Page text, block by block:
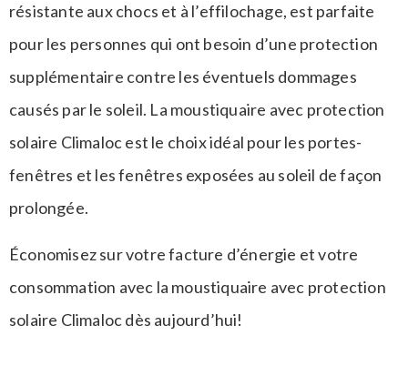
résistante aux chocs et à l’effilochage, est parfaite
pour les personnes qui ont besoin d’une protection
supplémentaire contre les éventuels dommages
causés par le soleil. La moustiquaire avec protection
solaire Climaloc est le choix idéal pour les portes-
fenêtres et les fenêtres exposées au soleil de façon
prolongée.
Économisez sur votre facture d’énergie et votre
consommation avec la moustiquaire avec protection
solaire Climaloc dès aujourd’hui!